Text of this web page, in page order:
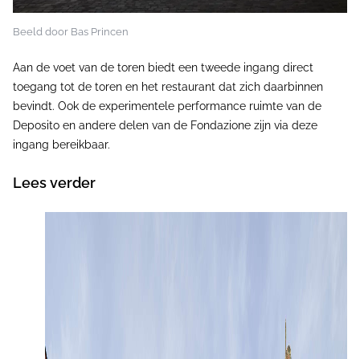
Beeld door Bas Princen
Aan de voet van de toren biedt een tweede ingang direct
toegang tot de toren en het restaurant dat zich daarbinnen
bevindt. Ook de experimentele performance ruimte van de
Deposito en andere delen van de Fondazione zijn via deze
ingang bereikbaar.
Lees verder